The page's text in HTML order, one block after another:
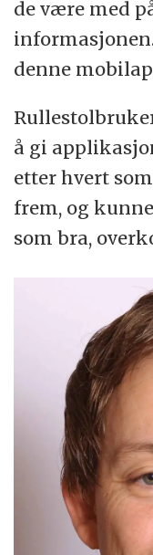
de være med
denne
å gi
etter hvert
frem, og
som bra,